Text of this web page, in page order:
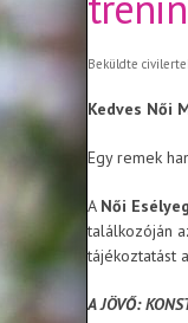
Beküldte
Kedves Női
Egy remek
A Női
találkozóján
tájékoztatást
A JÖVŐ: